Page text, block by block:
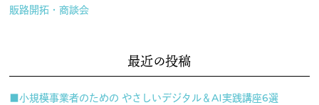
販路開拓・商談会
最近の投稿
■小規模事業者のための やさしいデジタル＆AI実践講座6選